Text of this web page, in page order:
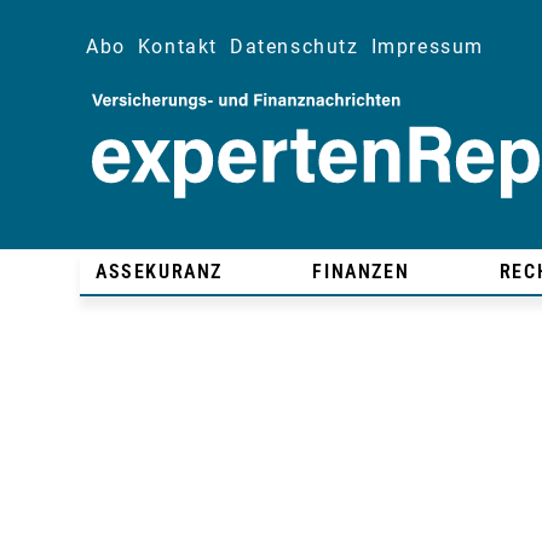
Abo Kontakt Datenschutz Impressum
ASSEKURANZ FINANZEN